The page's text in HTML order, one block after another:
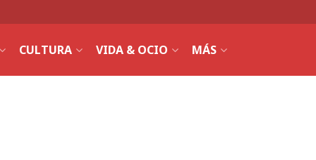
CULTURA VIDA & OCIO MÁS